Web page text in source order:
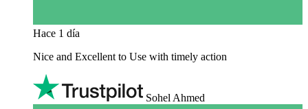
Hace 1 día
Nice and Excellent to Use with timely action
Sohel Ahmed